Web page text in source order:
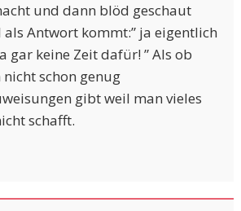
und dann blöd geschaut
Antwort kommt:” ja eigentlich
gar keine Zeit dafür! ” Als ob
nicht schon genug
gibt weil man vieles
schafft.